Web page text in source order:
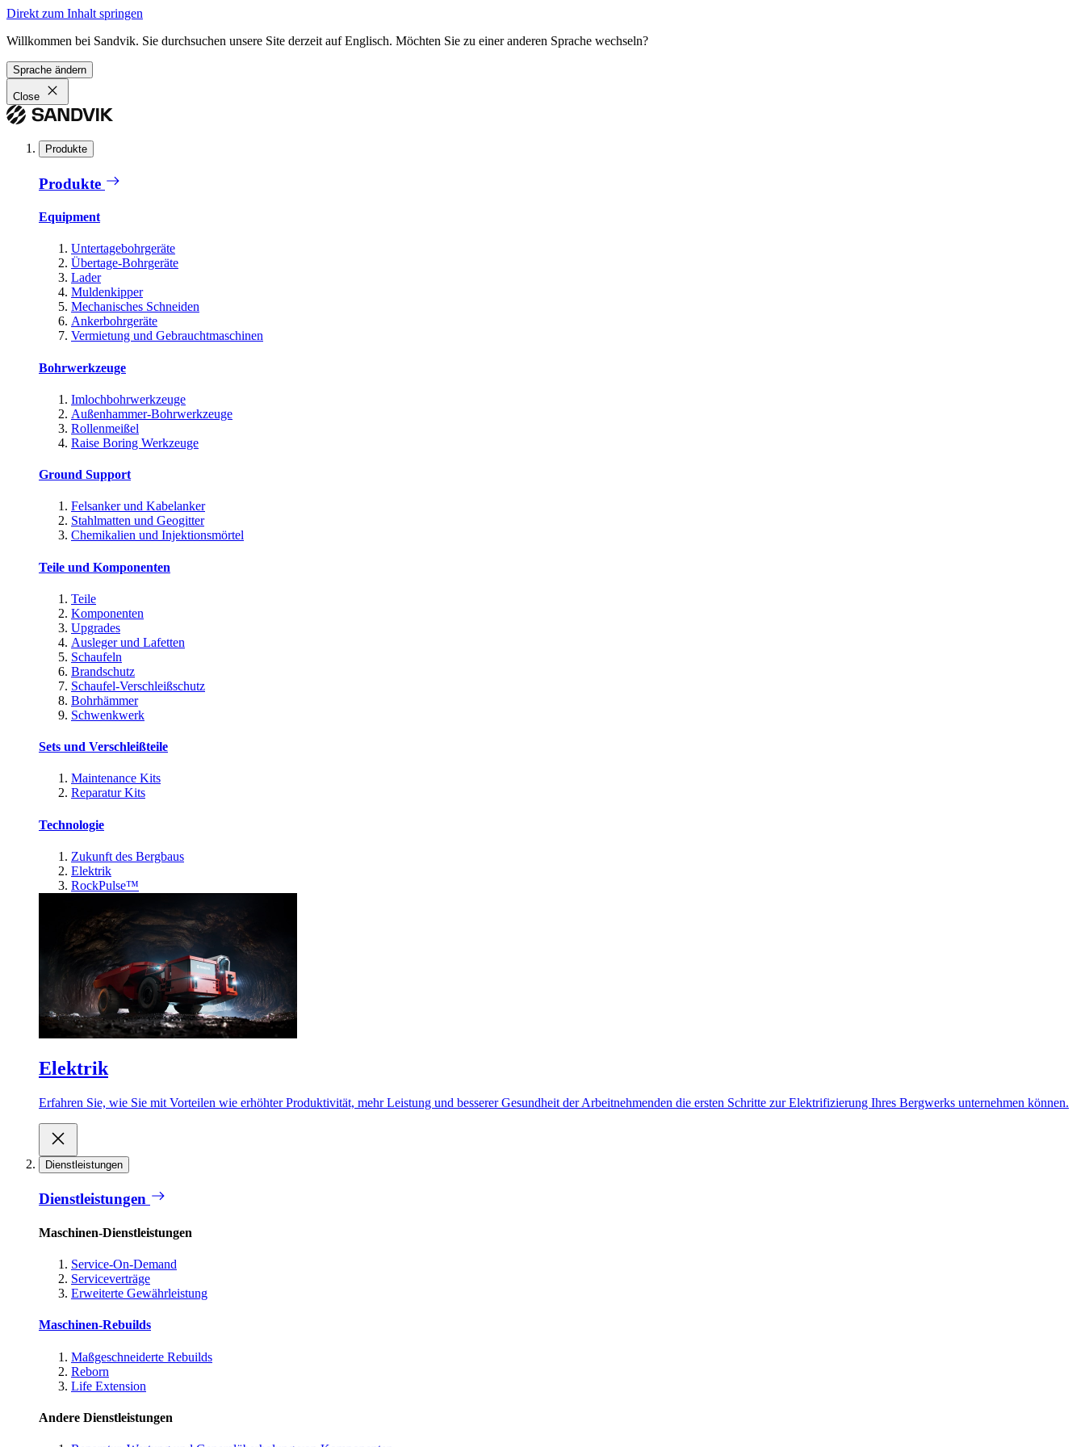
Direkt zum Inhalt springen
Willkommen bei Sandvik. Sie durchsuchen unsere Site derzeit auf Englisch. Möchten Sie zu einer anderen Sprache wechseln?
Sprache ändern
Close
Produkte
Produkte
Equipment
Untertagebohrgeräte
Übertage-Bohrgeräte
Lader
Muldenkipper
Mechanisches Schneiden
Ankerbohrgeräte
Vermietung und Gebrauchtmaschinen
Bohrwerkzeuge
Imlochbohrwerkzeuge
Außenhammer-Bohrwerkzeuge
Rollenmeißel
Raise Boring Werkzeuge
Ground Support
Felsanker und Kabelanker
Stahlmatten und Geogitter
Chemikalien und Injektionsmörtel
Teile und Komponenten
Teile
Komponenten
Upgrades
Ausleger und Lafetten
Schaufeln
Brandschutz
Schaufel-Verschleißschutz
Bohrhämmer
Schwenkwerk
Sets und Verschleißteile
Maintenance Kits
Reparatur Kits
Technologie
Zukunft des Bergbaus
Elektrik
RockPulse™
Elektrik
Erfahren Sie, wie Sie mit Vorteilen wie erhöhter Produktivität, mehr Leistung und besserer Gesundheit der Arbeitnehmenden die ersten Schritte zur Elektrifizierung Ihres Bergwerks unternehmen können.
Dienstleistungen
Dienstleistungen
Maschinen-Dienstleistungen
Service-On-Demand
Serviceverträge
Erweiterte Gewährleistung
Maschinen-Rebuilds
Maßgeschneiderte Rebuilds
Reborn
Life Extension
Andere Dienstleistungen